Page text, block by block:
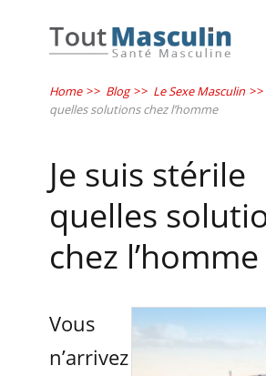
Home >> Blog >> Le Sexe Masculin >>
quelles solutions chez l’homme
Je suis stérile
quelles
chez l’homme
Vous
n’arrivez